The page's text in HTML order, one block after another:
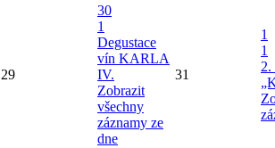
29
30
1
Degustace
vín KARLA
IV.
Zobrazit
všechny
záznamy ze
dne
31
1
1
2.